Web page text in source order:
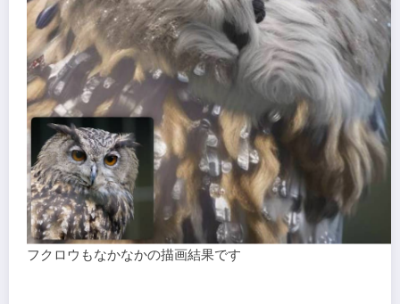
フクロウもなかなかの描画結果です